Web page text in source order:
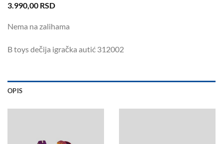
3.990,00 RSD
Nema na zalihama
B toys dečija igračka autić 312002
OPIS